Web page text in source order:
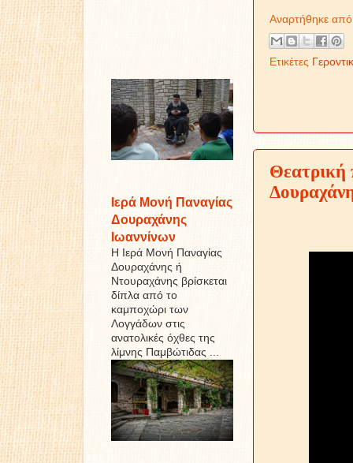
Αναρτήθηκε από
Ετικέτες
Θεατρική
Ιερά Μονή Παναγίας
Δουραχάνης
Ιωαννίνων
Η Ιερά Μονή Παναγίας
Δουραχάνης ή
Ντουραχάνης βρίσκεται
δίπλα από το
καμποχώρι των
Λογγάδων στις
ανατολικές όχθες της
λίμνης Παμβώτιδας ...